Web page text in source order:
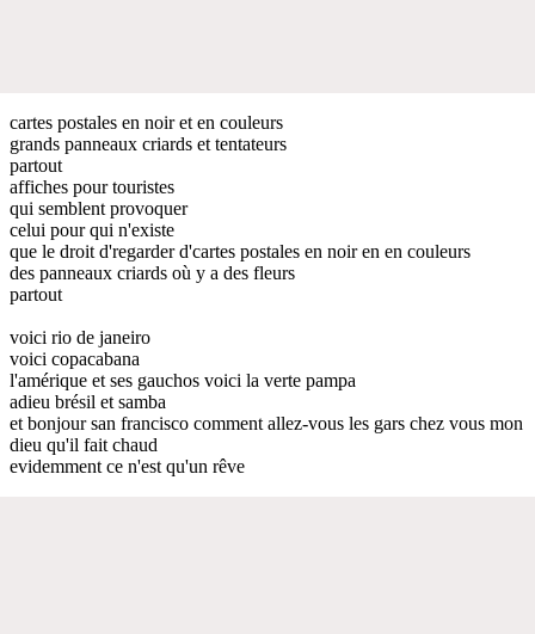
cartes postales en noir et en couleurs
grands panneaux criards et tentateurs
partout
affiches pour touristes
qui semblent provoquer
celui pour qui n'existe
que le droit d'regarder d'cartes postales en noir en en couleurs
des panneaux criards où y a des fleurs
partout
voici rio de janeiro
voici copacabana
l'amérique et ses gauchos voici la verte pampa
adieu brésil et samba
et bonjour san francisco comment allez-vous les gars chez vous mon
dieu qu'il fait chaud
evidemment ce n'est qu'un rêve